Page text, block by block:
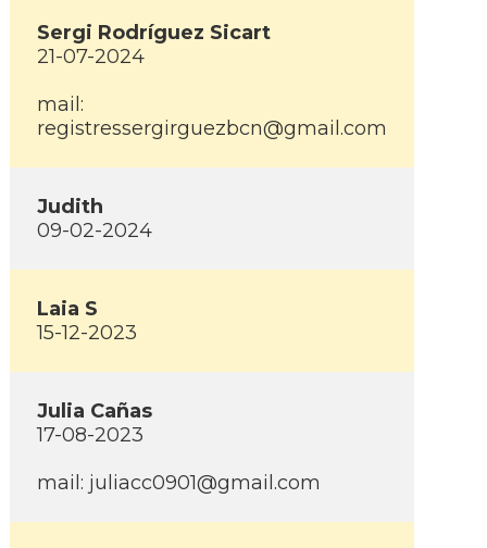
Sergi Rodrí­guez Sicart
21-07-2024
mail:
registressergirguezbcn@gmail.com
Judith
09-02-2024
Laia S
15-12-2023
Julia Cañas
17-08-2023
mail: juliacc0901@gmail.com